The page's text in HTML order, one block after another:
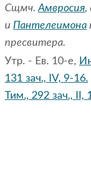
Сщмч.Амвросия,
и Пантелеимона
пресвитера.
Утр. - Ев. 10-е,
131 зач., IV, 9-16.
Тим., 292 зач., II,